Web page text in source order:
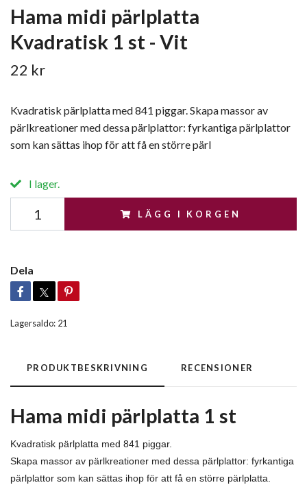
Hama midi pärlplatta
Kvadratisk 1 st - Vit
22 kr
Kvadratisk pärlplatta med 841 piggar. Skapa massor av
pärlkreationer med dessa pärlplattor: fyrkantiga pärlplattor
som kan sättas ihop för att få en större pärl
I lager.
LÄGG I KORGEN
Dela
Lagersaldo: 21
PRODUKTBESKRIVNING RECENSIONER
Hama midi pärlplatta 1 st
Kvadratisk pärlplatta med 841 piggar.
Skapa massor av pärlkreationer med dessa pärlplattor: fyrkantiga
pärlplattor som kan sättas ihop för att få en större pärlplatta.